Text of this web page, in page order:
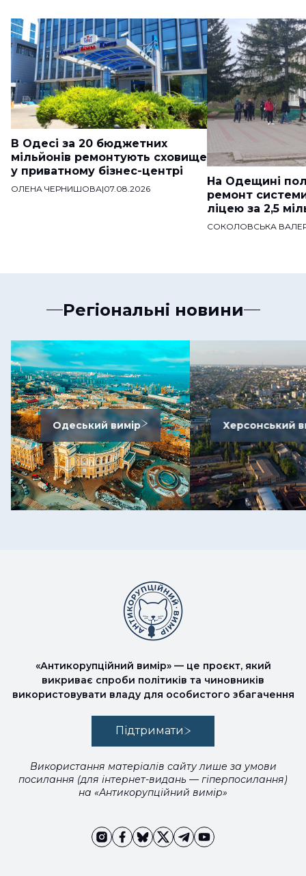
В Одесі за 20 бюджетних
мільйонів ремонтують сховище
у приватному бізнес-центрі
ОЛЕНА ЧЕРНИШОВА|07.08.2026
На Одещині
ремонт
ліцею за 2,5
СОКОЛОВСЬКА
Регіональні новини
Одеський вимір Херсонський
«Антикорупційний вимір» — це проєкт, який
викриває спроби політиків та чиновників
використовувати владу для особистого збагачення
Підтримати
Використання матеріалів сайту лише за умови
посилання (для інтернет-видань — гіперпосилання)
на «Антикорупційний вимір»